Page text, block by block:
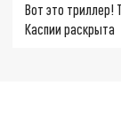
Вот это триллер!
Каспии раскрыта